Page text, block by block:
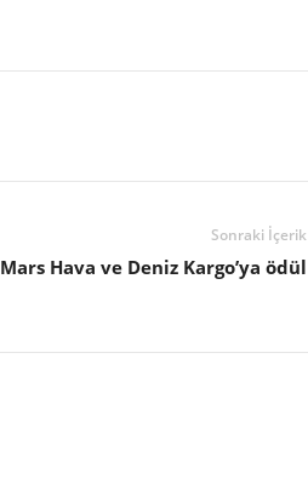
Sonraki İçerik
Mars Hava ve Deniz Kargo’ya ödül